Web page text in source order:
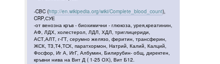
-CBC (http://en.wikipedia.org/wiki/Complete_blood_count),
CRP,СУЕ
-от венозна кръв - биохимични - глюкоза, урея,креатинин,
АФ, ЛДХ, холестерол, ЛДЛ, ХДЛ, триглицериди,
АСТ,АЛТ, г-ГТ, серумно желязо, феритин, трансферин,
ЖСК, Т3,Т4,ТСХ, паратхормон, Натрий, Калий, Калций,
Фосфор, Иг А, ИгГ, Албумин, Билирубин- общ, директен,
кръвни нива на Вит Д ( 1-25 ОХ), Вит Б12.